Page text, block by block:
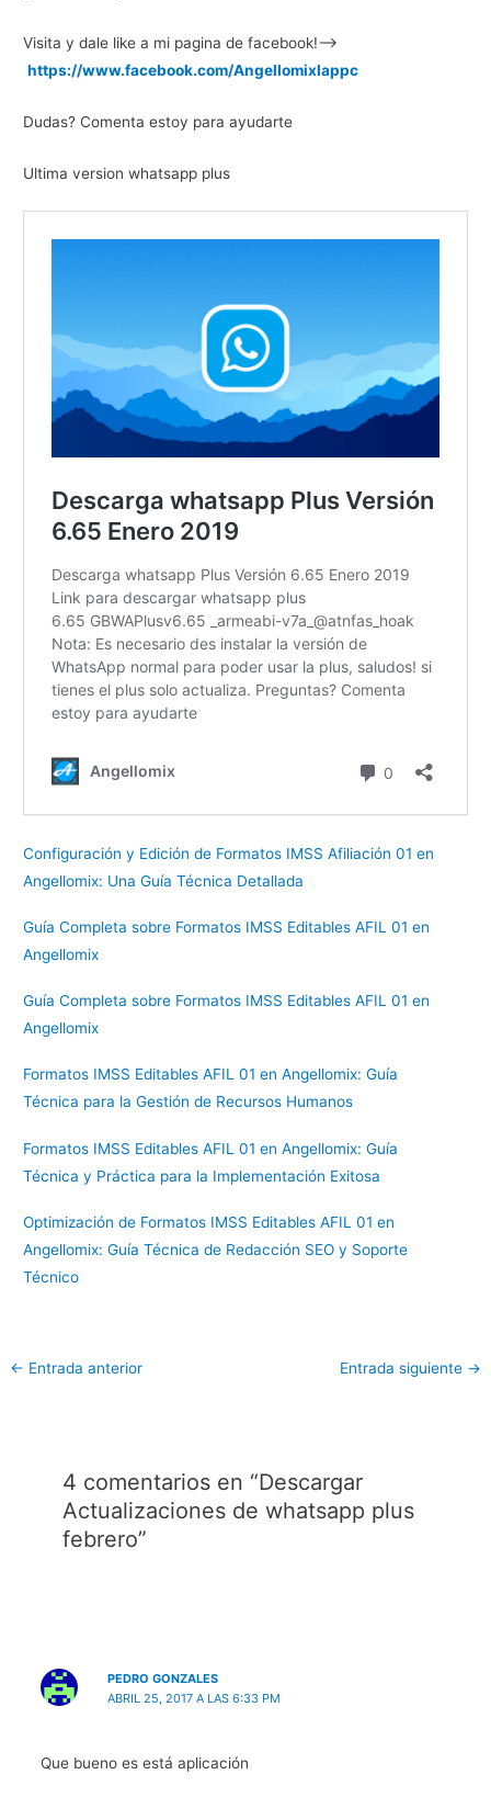
Visita y dale like a mi pagina de facebook!—->
https://www.facebook.com/Angellomixlappc
Dudas? Comenta estoy para ayudarte
Ultima version whatsapp plus
Configuración y Edición de Formatos IMSS Afiliación 01 en
Angellomix: Una Guía Técnica Detallada
Guía Completa sobre Formatos IMSS Editables AFIL 01 en
Angellomix
Guía Completa sobre Formatos IMSS Editables AFIL 01 en
Angellomix
Formatos IMSS Editables AFIL 01 en Angellomix: Guía
Técnica para la Gestión de Recursos Humanos
Formatos IMSS Editables AFIL 01 en Angellomix: Guía
Técnica y Práctica para la Implementación Exitosa
Optimización de Formatos IMSS Editables AFIL 01 en
Angellomix: Guía Técnica de Redacción SEO y Soporte
Técnico
← Entrada anterior Entrada siguiente →
4 comentarios en “Descargar
Actualizaciones de whatsapp plus
febrero”
PEDRO GONZALES
ABRIL 25, 2017 A LAS 6:33 PM
Que bueno es está aplicación